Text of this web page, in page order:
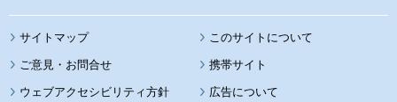
サイトマップ このサイトについて
携帯サイト
ウェブアクセシビリティ方針 広告について